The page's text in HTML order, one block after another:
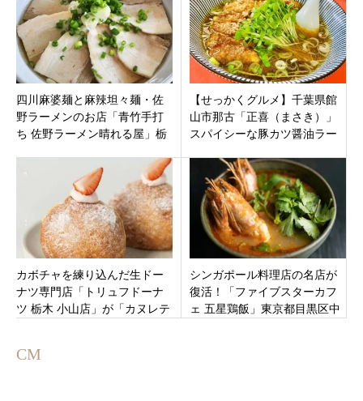
四川麻婆麺と麻辣坦々麺・佐
野ラーメンのお店「青竹手打
ち 佐野ラーメン晴れる屋」栃
【せっかくグルメ】千葉県館
山市那古「正喜（まさき）」
スパイシーな豚カツ醤油ラー
【日村】
カボチャを練り込んだ生ドー
ナツ専門店「トリュフドーナ
ツ 栃木 小山店」が「カヌレテ
シンガポール料理店の名店が
復活！「ファイブスターカフ
ェ 五星鶏飯」東京都目黒区中
CM